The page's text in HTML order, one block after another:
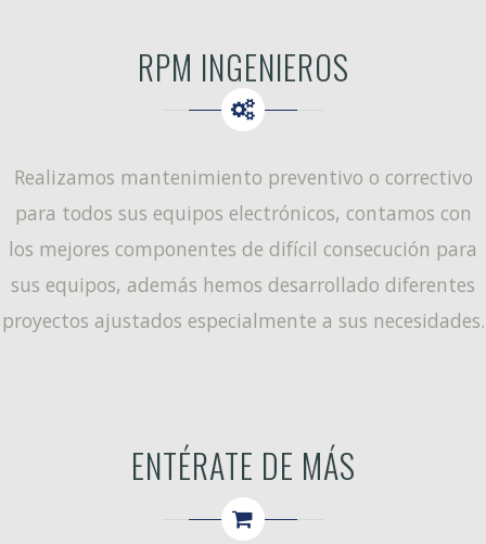
RPM INGENIEROS
Realizamos mantenimiento preventivo o correctivo
para todos sus equipos electrónicos, contamos con
los mejores componentes de difícil consecución para
sus equipos, además hemos desarrollado diferentes
proyectos ajustados especialmente a sus necesidades.
ENTÉRATE DE MÁS